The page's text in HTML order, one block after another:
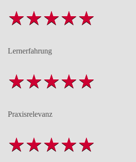
Lernerfahrung
Praxisrelevanz